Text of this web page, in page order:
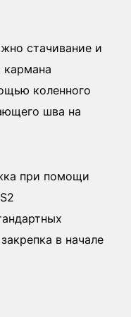
стачивание и
коленного
шва на
при помощи
в начале